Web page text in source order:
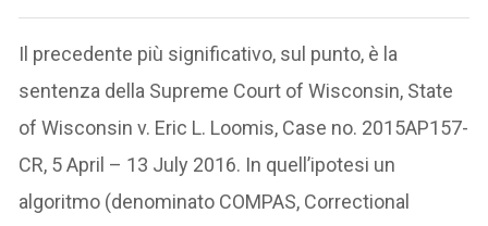
Il precedente più significativo, sul punto, è la
sentenza della Supreme Court of Wisconsin, State
of Wisconsin v. Eric L. Loomis, Case no. 2015AP157-
CR, 5 April – 13 July 2016. In quell’ipotesi un
algoritmo (denominato COMPAS, Correctional